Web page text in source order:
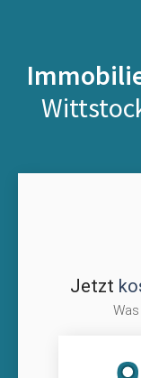
Jetzt